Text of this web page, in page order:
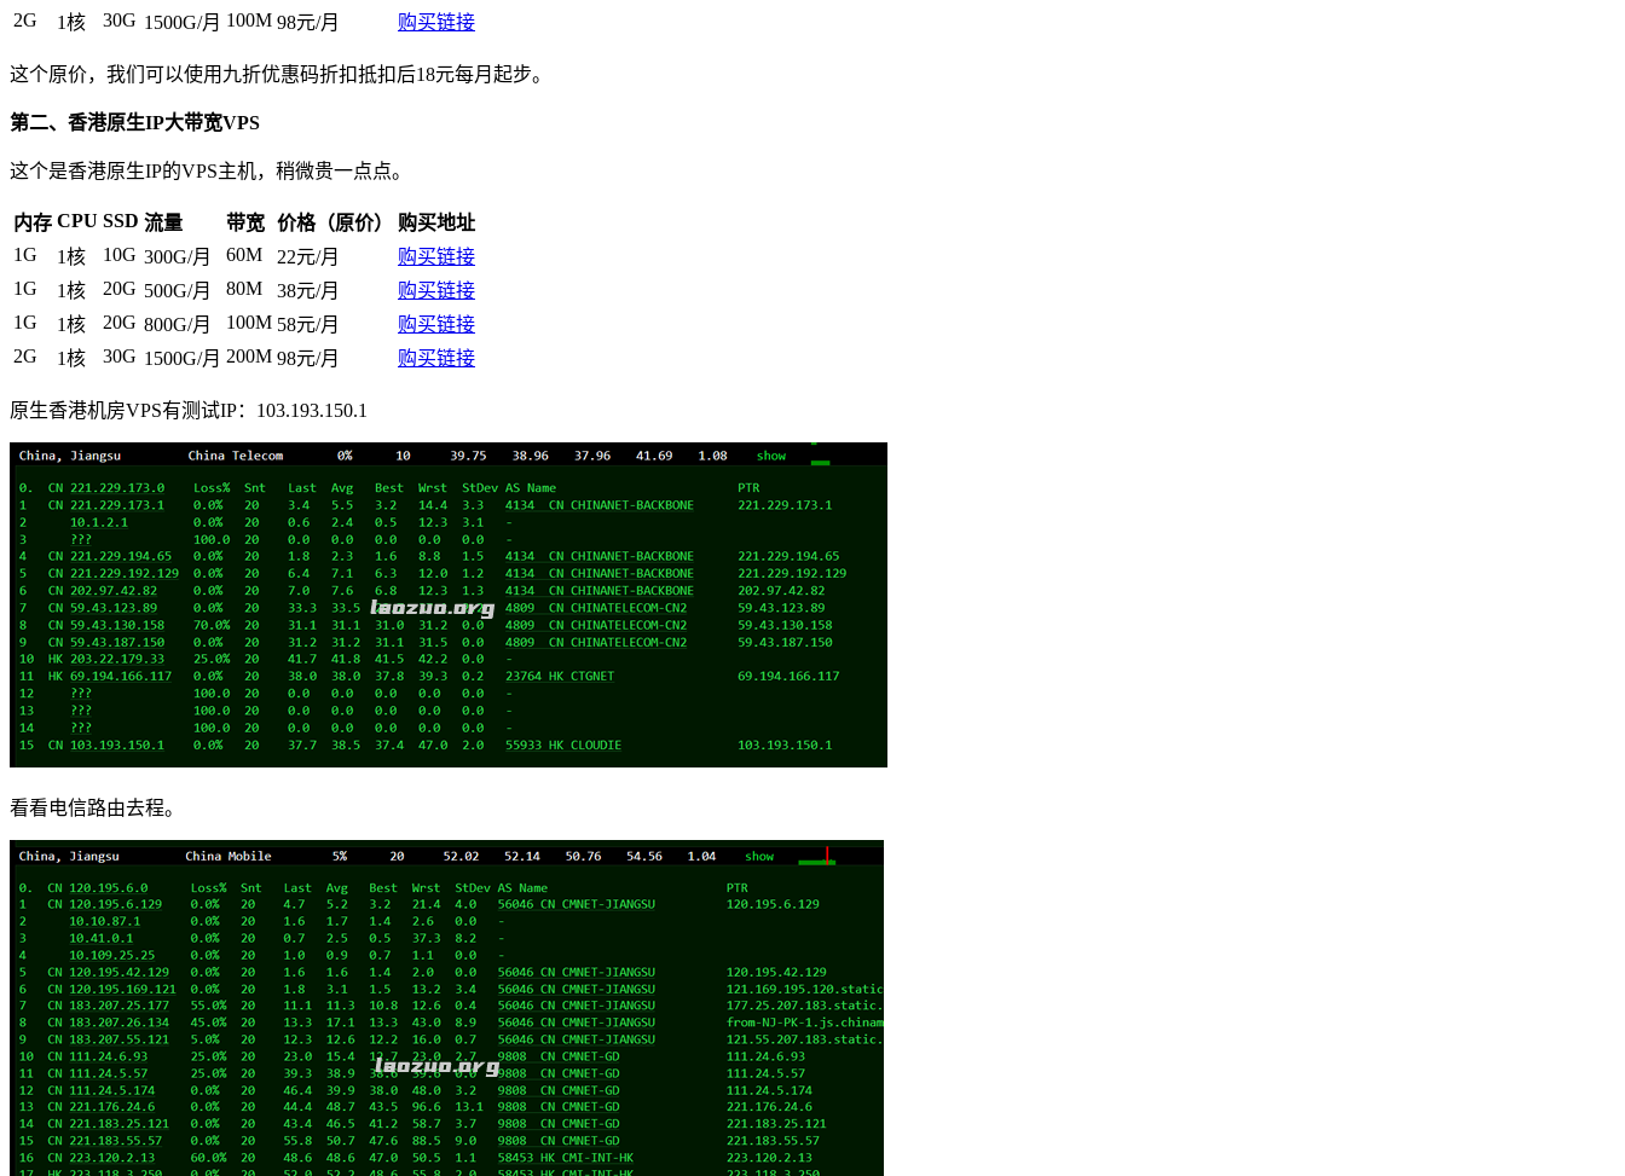
2G
1核 30G 1500G/月 100M 98元/月 购买链接
这个原价，我们可以使用九折优惠码折扣抵扣后18元每月起步。
第二、香港原生IP大带宽VPS
这个是香港原生IP的VPS主机，稍微贵一点点。
内存 CPU SSD 流量 带宽 价格（原价）
购买地址
1G
1核 10G 300G/月 60M 22元/月
购买链接
1G
1核 20G 500G/月 80M 38元/月
购买链接
1G
1核 20G 800G/月 100M 58元/月
购买链接
2G
1核 30G 1500G/月 200M 98元/月 购买链接
原生香港机房VPS有测试IP：103.193.150.1
看看电信路由去程。